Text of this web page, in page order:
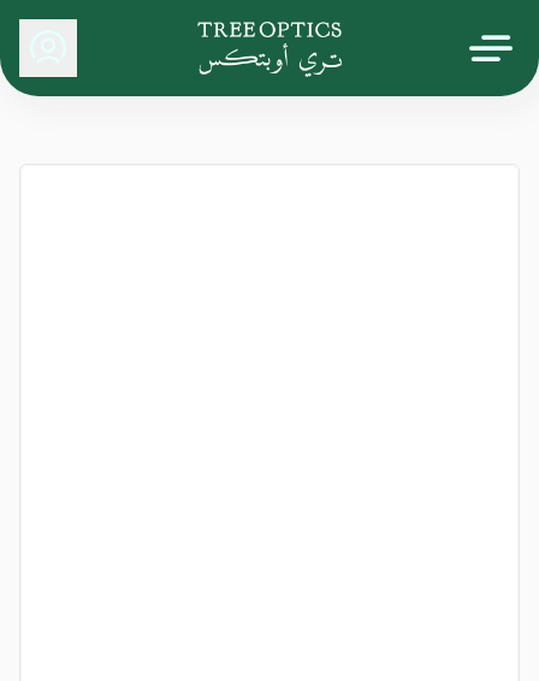
Tree Optics